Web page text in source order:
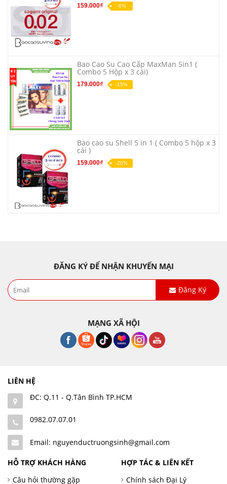
159.000₫ -6%
Bao Cao Su Cao Cấp MaxMan 5in1 (
Combo 5 Hộp x 3 cái)
179.000₫ -15%
Bao cao su Shell 5 in 1 ( Combo 5 hộp x 3
cái )
159.000₫ -20%
ĐĂNG KÝ ĐỂ NHẬN KHUYẾN MẠI
Đăng Ký
MẠNG XÃ HỘI
LIÊN HỆ
ĐC: Q.11 - Q.Tân Bình TP.HCM
0982.07.07.01
Email: nguyenductruongsinh@gmail.com
HỖ TRỢ KHÁCH HÀNG
Câu hỏi thường gặp
HỢP TÁC & LIÊN KẾT
Chính sách Đại Lý